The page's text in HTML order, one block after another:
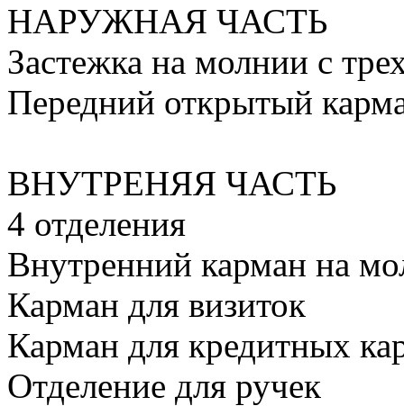
НАРУЖНАЯ ЧАСТЬ
Застежка на молнии с
Передний открытый
ВНУТРЕНЯЯ ЧАСТЬ
4 отделения
Внутренний карман на
Карман для визиток
Карман для кредитных
Отделение для ручек